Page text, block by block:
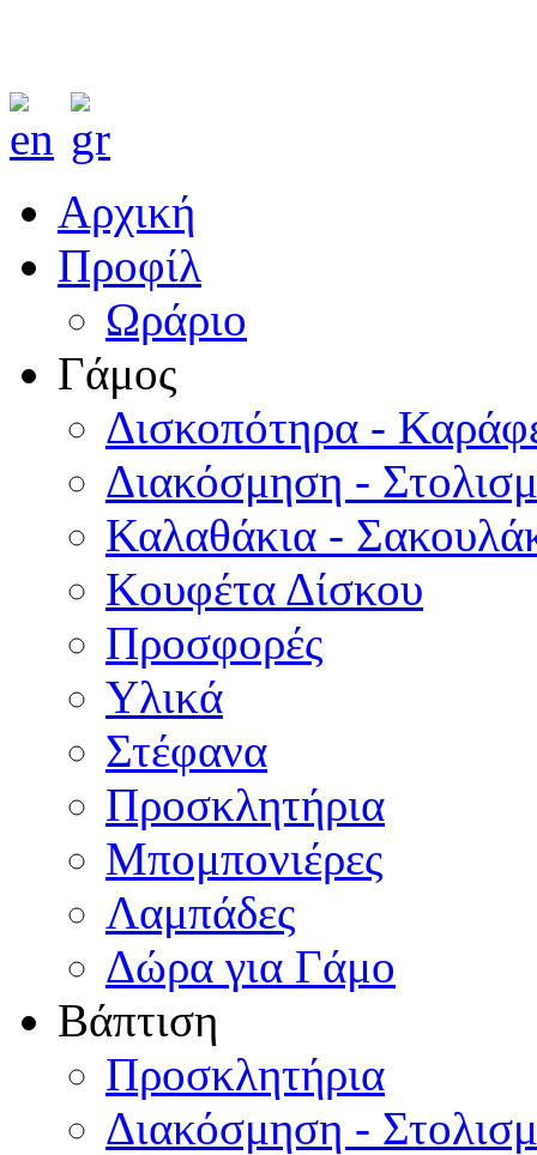
Αρχική
Προφίλ
Ωράριο
Γάμος
Δισκοπότηρα -
Διακόσμηση -
Καλαθάκια -
Κουφέτα Δίσκου
Προσφορές
Υλικά
Στέφανα
Προσκλητήρια
Μπομπονιέρες
Λαμπάδες
Δώρα για Γάμο
Βάπτιση
Προσκλητήρια
Διακόσμηση -